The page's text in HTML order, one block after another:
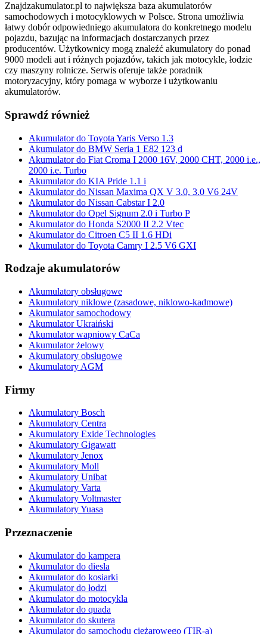
Znajdzakumulator.pl to największa baza akumulatorów
samochodowych i motocyklowych w Polsce. Strona umożliwia
łatwy dobór odpowiedniego akumulatora do konkretnego modelu
pojazdu, bazując na informacjach dostarczanych przez
producentów. Użytkownicy mogą znaleźć akumulatory do ponad
9000 modeli aut i różnych pojazdów, takich jak motocykle, łodzie
czy maszyny rolnicze. Serwis oferuje także poradnik
motoryzacyjny, który pomaga w wyborze i użytkowaniu
akumulatorów.
Sprawdź również
Akumulator do Toyota Yaris Verso 1.3
Akumulator do BMW Seria 1 E82 123 d
Akumulator do Fiat Croma I 2000 16V, 2000 CHT, 2000 i.e.,
2000 i.e. Turbo
Akumulator do KIA Pride 1.1 i
Akumulator do Nissan Maxima QX V 3.0, 3.0 V6 24V
Akumulator do Nissan Cabstar I 2.0
Akumulator do Opel Signum 2.0 i Turbo P
Akumulator do Honda S2000 II 2.2 Vtec
Akumulator do Citroen C5 II 1.6 HDi
Akumulator do Toyota Camry I 2.5 V6 GXI
Rodzaje akumulatorów
Akumulatory obsługowe
Akumulatory niklowe (zasadowe, niklowo-kadmowe)
Akumulator samochodowy
Akumulator Ukraiński
Akumulator wapniowy CaCa
Akumulator żelowy
Akumulatory obsługowe
Akumulatory AGM
Firmy
Akumulatory Bosch
Akumulatory Centra
Akumulatory Exide Technologies
Akumulatory Gigawatt
Akumulatory Jenox
Akumulatory Moll
Akumulatory Unibat
Akumulatory Varta
Akumulatory Voltmaster
Akumulatory Yuasa
Przeznaczenie
Akumulator do kampera
Akumulator do diesla
Akumulator do kosiarki
Akumulator do łodzi
Akumulator do motocykla
Akumulator do quada
Akumulator do skutera
Akumulator do samochodu ciężarowego (TIR-a)